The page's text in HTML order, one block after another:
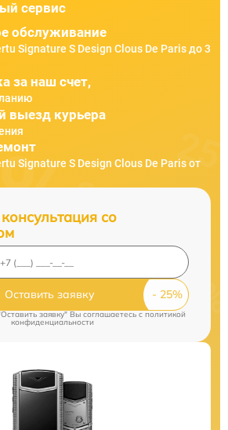
сервис
обслуживание
Signature S Design Clous De Paris до 3
за наш счет,
выезд курьера
Signature S Design Clous De Paris от
со
Оставить заявку
заявку" Вы соглашаетесь cполитикой
конфиденциальности